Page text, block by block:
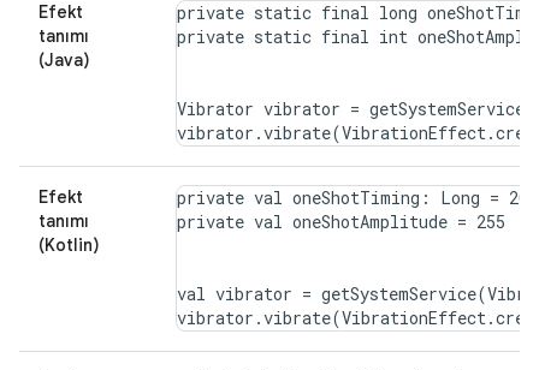
Efekt
tanımı
(Java)
private static final long
Vibrator vibrator =
Efekt
tanımı
(Kotlin)
private val oneShotTiming: Long = 20
val vibrator =